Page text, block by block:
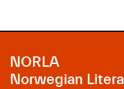
NORLA
Norwegian